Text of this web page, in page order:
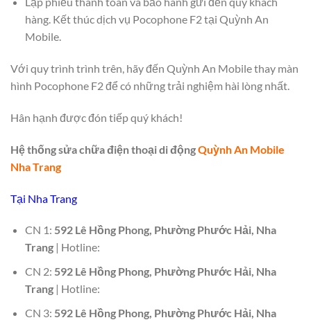
hàng. Kết thúc dịch vụ Pocophone F2 tại Quỳnh An
Mobile.
Với quy trình trình trên, hãy đến Quỳnh An Mobile thay màn
hình Pocophone F2 để có những trải nghiệm hài lòng nhất.
Hân hạnh được đón tiếp quý khách!
Hệ thống sửa chữa điện thoại di độngQuỳnh An Mobile
Nha Trang
Tại Nha Trang
CN 1: 592 Lê Hồng Phong, Phường Phước Hải, Nha
Trang| Hotline:
CN 2: 592 Lê Hồng Phong, Phường Phước Hải, Nha
Trang| Hotline:
CN 3: 592 Lê Hồng Phong, Phường Phước Hải, Nha